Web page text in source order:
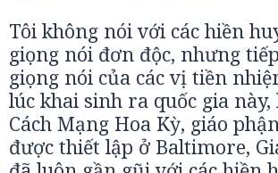
Tôi không nói với các hiền
giọng nói đơn độc, nhưng
giọng nói của các vị tiền
lúc khai sinh ra quốc gia này,
Cách Mạng Hoa Kỳ, giáo
được thiết lập ở Baltimore,